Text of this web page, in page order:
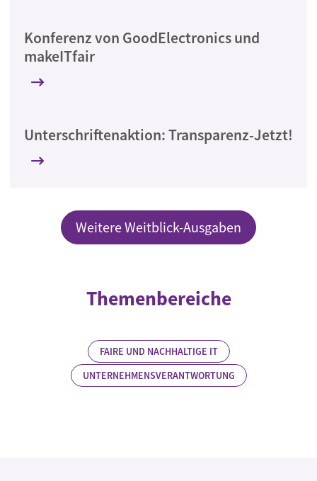
Konferenz von GoodElectronics und
makeITfair
Unterschriftenaktion: Transparenz-Jetzt!
Weitere Weitblick-Ausgaben
Themenbereiche
FAIRE UND NACHHALTIGE IT
UNTERNEHMENSVERANTWORTUNG